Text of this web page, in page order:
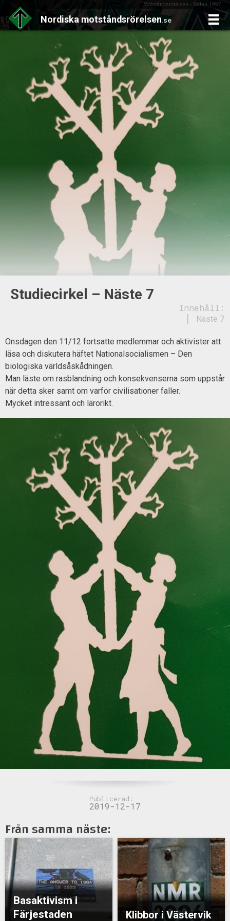
Motståndsrörelsen - Sedan 1997
Nordiska motståndsrörelsen.se
to
content
Studiecirkel – Näste 7
Innehåll:
Näste 7
Onsdagen den 11/12 fortsatte medlemmar och aktivister att
läsa och diskutera häftet Nationalsocialismen – Den
biologiska världsåskådningen.
Man läste om rasblandning och konsekvenserna som uppstår
när detta sker samt om varför civilisationer faller.
Mycket intressant och lärorikt.
Publicerad:
2019-12-17
Från samma näste:
Basaktivism i
Färjestaden
Klibbor i Västervik